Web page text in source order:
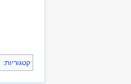
קטגוריות: